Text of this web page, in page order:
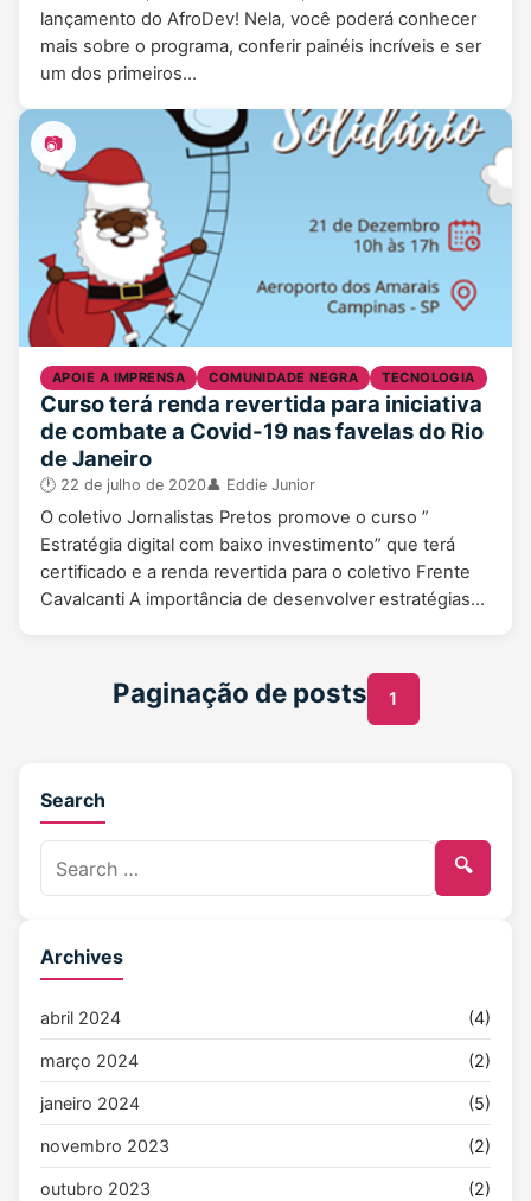
lançamento do AfroDev! Nela, você poderá conhecer
mais sobre o programa, conferir painéis incríveis e ser
um dos primeiros…
APOIE A IMPRENSA COMUNIDADE NEGRA TECNOLOGIA
Curso terá renda revertida para iniciativa
de combate a Covid-19 nas favelas do Rio
de Janeiro
22 de julho de 2020 Eddie Junior
O coletivo Jornalistas Pretos promove o curso ”
Estratégia digital com baixo investimento” que terá
certificado e a renda revertida para o coletivo Frente
Cavalcanti A importância de desenvolver estratégias…
Paginação de posts 1
Search
Archives
abril 2024 (4)
março 2024 (2)
janeiro 2024 (5)
novembro 2023 (2)
outubro 2023 (2)